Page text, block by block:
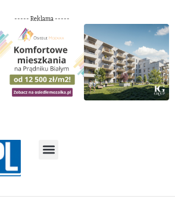
----- Reklama -----